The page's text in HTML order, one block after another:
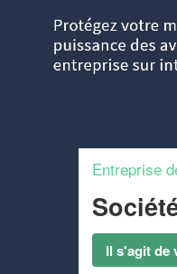
Entreprise
Il s'agit de